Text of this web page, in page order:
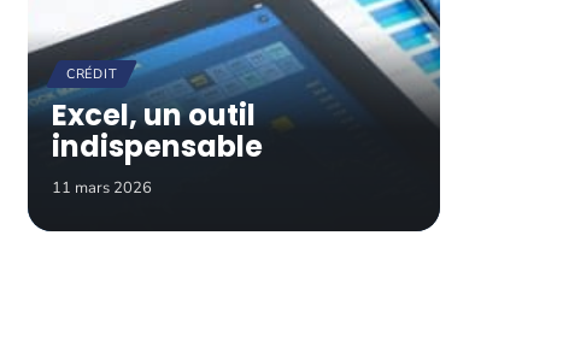
CRÉDIT
Excel, un outil
indispensable
11 mars 2026